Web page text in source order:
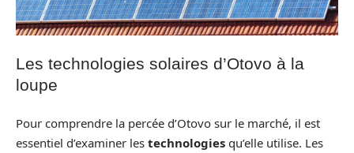
Les technologies solaires d’Otovo à la
loupe
Pour comprendre la percée d’Otovo sur le marché, il est
essentiel d’examiner les technologies qu’elle utilise. Les